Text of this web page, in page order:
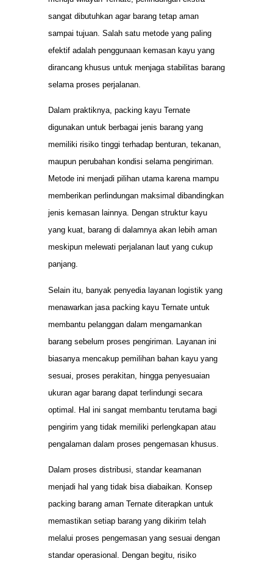
sangat dibutuhkan agar barang tetap aman
sampai tujuan. Salah satu metode yang paling
efektif adalah penggunaan kemasan kayu yang
dirancang khusus untuk menjaga stabilitas barang
selama proses perjalanan.
Dalam praktiknya, packing kayu Ternate
digunakan untuk berbagai jenis barang yang
memiliki risiko tinggi terhadap benturan, tekanan,
maupun perubahan kondisi selama pengiriman.
Metode ini menjadi pilihan utama karena mampu
memberikan perlindungan maksimal dibandingkan
jenis kemasan lainnya. Dengan struktur kayu
yang kuat, barang di dalamnya akan lebih aman
meskipun melewati perjalanan laut yang cukup
panjang.
Selain itu, banyak penyedia layanan logistik yang
menawarkan jasa packing kayu Ternate untuk
membantu pelanggan dalam mengamankan
barang sebelum proses pengiriman. Layanan ini
biasanya mencakup pemilihan bahan kayu yang
sesuai, proses perakitan, hingga penyesuaian
ukuran agar barang dapat terlindungi secara
optimal. Hal ini sangat membantu terutama bagi
pengirim yang tidak memiliki perlengkapan atau
pengalaman dalam proses pengemasan khusus.
Dalam proses distribusi, standar keamanan
menjadi hal yang tidak bisa diabaikan. Konsep
packing barang aman Ternate diterapkan untuk
memastikan setiap barang yang dikirim telah
melalui proses pengemasan yang sesuai dengan
standar operasional. Dengan begitu, risiko